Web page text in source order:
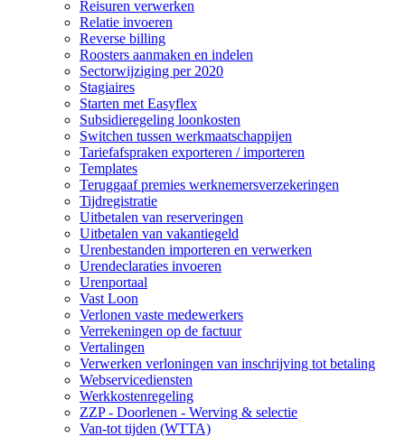
Reisuren verwerken
Relatie invoeren
Reverse billing
Roosters aanmaken en indelen
Sectorwijziging per 2020
Stagiaires
Starten met Easyflex
Subsidieregeling loonkosten
Switchen tussen werkmaatschappijen
Tariefafspraken exporteren / importeren
Templates
Teruggaaf premies werknemersverzekeringen
Tijdregistratie
Uitbetalen van reserveringen
Uitbetalen van vakantiegeld
Urenbestanden importeren en verwerken
Urendeclaraties invoeren
Urenportaal
Vast Loon
Verlonen vaste medewerkers
Verrekeningen op de factuur
Vertalingen
Verwerken verloningen van inschrijving tot betaling
Webservicediensten
Werkkostenregeling
ZZP - Doorlenen - Werving & selectie
Van-tot tijden (WTTA)